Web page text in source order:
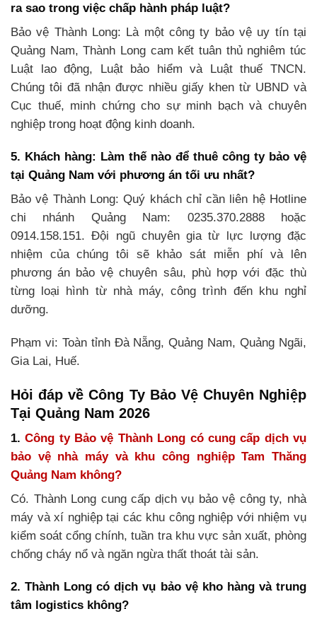
ra sao trong việc chấp hành pháp luật?
Bảo vệ Thành Long: Là một công ty bảo vệ uy tín tại
Quảng Nam, Thành Long cam kết tuân thủ nghiêm túc
Luật lao động, Luật bảo hiểm và Luật thuế TNCN.
Chúng tôi đã nhận được nhiều giấy khen từ UBND và
Cục thuế, minh chứng cho sự minh bạch và chuyên
nghiệp trong hoạt động kinh doanh.
5. Khách hàng: Làm thế nào để thuê công ty bảo vệ
tại Quảng Nam với phương án tối ưu nhất?
Bảo vệ Thành Long: Quý khách chỉ cần liên hệ Hotline
chi nhánh Quảng Nam: 0235.370.2888 hoặc
0914.158.151. Đội ngũ chuyên gia từ lực lượng đặc
nhiệm của chúng tôi sẽ khảo sát miễn phí và lên
phương án bảo vệ chuyên sâu, phù hợp với đặc thù
từng loại hình từ nhà máy, công trình đến khu nghỉ
dưỡng.
Phạm vi: Toàn tỉnh Đà Nẵng, Quảng Nam, Quảng Ngãi,
Gia Lai, Huế.
Hỏi đáp về Công Ty Bảo Vệ Chuyên Nghiệp
Tại Quảng Nam 2026
1.Công ty Bảo vệ Thành Long có cung cấp dịch vụ
bảo vệ nhà máy và khu công nghiệp Tam Thăng
Quảng Nam không?
Có. Thành Long cung cấp dịch vụ bảo vệ công ty, nhà
máy và xí nghiệp tại các khu công nghiệp với nhiệm vụ
kiểm soát cổng chính, tuần tra khu vực sản xuất, phòng
chống cháy nổ và ngăn ngừa thất thoát tài sản.
2. Thành Long có dịch vụ bảo vệ kho hàng và trung
tâm logistics không?